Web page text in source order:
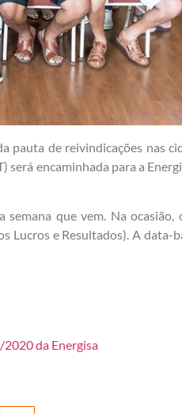
pauta de reivindicações nas
encaminhada para a
que vem. Na ocasião,
Lucros e Resultados). A data-